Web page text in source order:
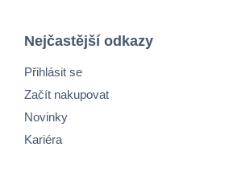
Nejčastější odkazy
Přihlásit se
Začít nakupovat
Novinky
Kariéra